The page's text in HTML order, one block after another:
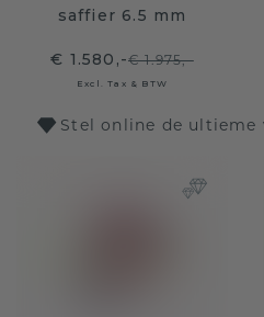
saffier 6.5 mm
€ 1.580,-€ 1.975,-
Excl. Tax & BTW
Stel online de